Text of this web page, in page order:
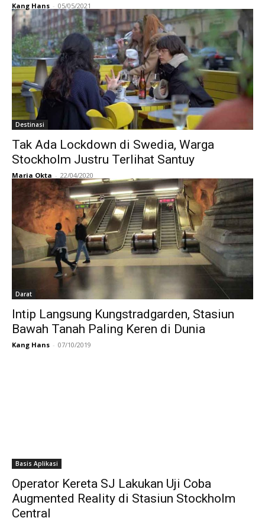
Kang Hans - 05/05/2021
Destinasi
Tak Ada Lockdown di Swedia, Warga
Stockholm Justru Terlihat Santuy
Maria Okta - 22/04/2020
Darat
Intip Langsung Kungstradgarden, Stasiun
Bawah Tanah Paling Keren di Dunia
Kang Hans - 07/10/2019
Basis Aplikasi
Operator Kereta SJ Lakukan Uji Coba
Augmented Reality di Stasiun Stockholm
Central